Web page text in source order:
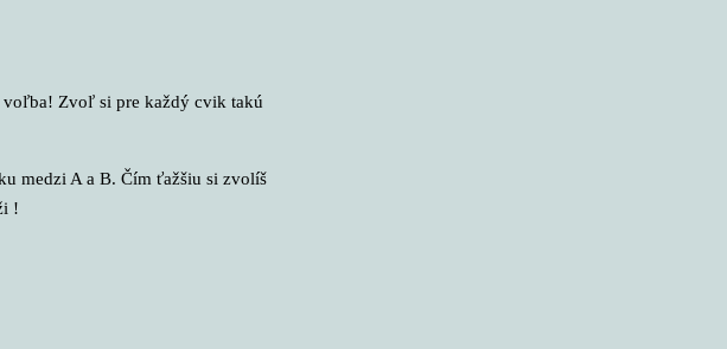
voľba! Zvoľ si pre každý cvik takú
medzi A a B. Čím ťažšiu si zvolíš
!